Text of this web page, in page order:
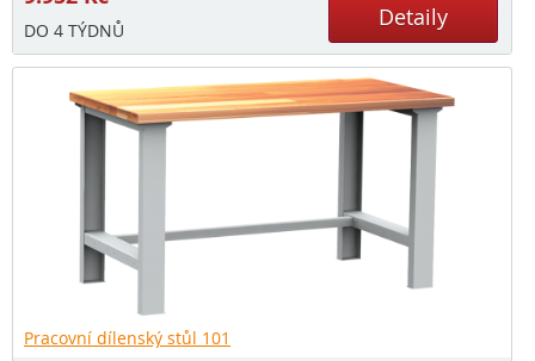
DO 4 TÝDNŮ Detaily
Pracovní dílenský stůl 101